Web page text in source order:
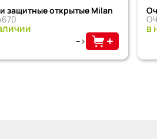
защитные открытые Milan
-->
в